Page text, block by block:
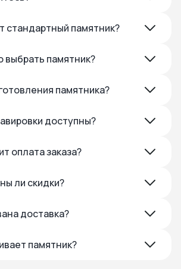
стандартный памятник?
выбрать памятник?
памятника?
доступны?
оплата заказа?
ли скидки?
доставка?
памятник?